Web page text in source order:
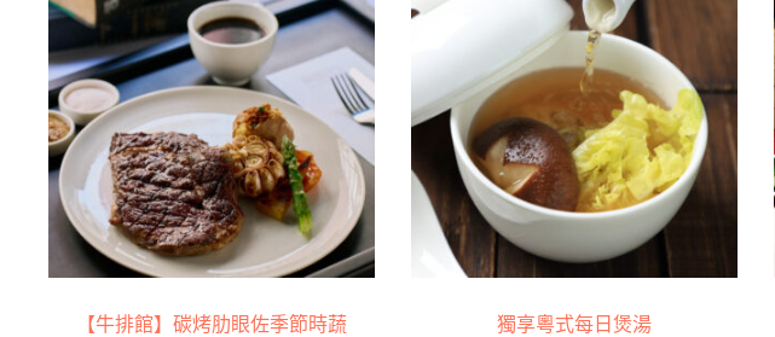
【牛排館】碳烤肋眼佐季節時蔬
獨享粵式每日煲湯